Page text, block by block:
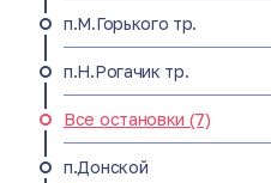
п.М.Горького тр.
п.Н.Рогачик тр.
Все остановки (7)
п.Донской